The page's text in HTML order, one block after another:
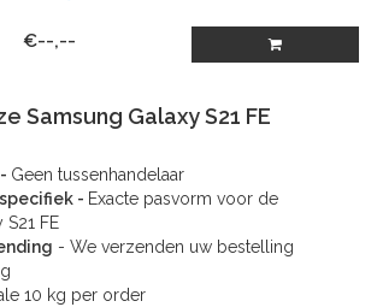
€--,--
Samsung Galaxy S21 FE
Geen tussenhandelaar
- Exacte pasvorm voor de
FE
- We verzenden uw bestelling
10 kg per order